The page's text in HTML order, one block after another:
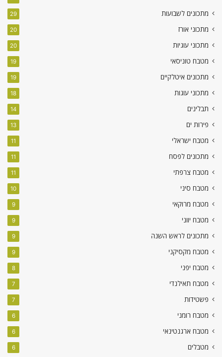
מתכונים לשבועות 29
מתכוני אורז 20
מתכוני עוגיות 20
מטבח טוניסאי 19
מתכונים איטלקיים 19
מתכוני עוגות 18
תבלינים 14
פירות ים 13
מטבח ישראלי 11
מתכונים לפסח 11
מטבח צרפתי 11
מטבח סיני 10
מטבח מרוקאי 9
מטבח יווני 9
מתכונים לראש השנה 9
מטבח מקסיקני 9
מטבח יפני 8
מטבח תאילנדי 7
פשטידות 7
מטבח רומני 6
מטבח ארגנטינאי 6
מטבלים 6